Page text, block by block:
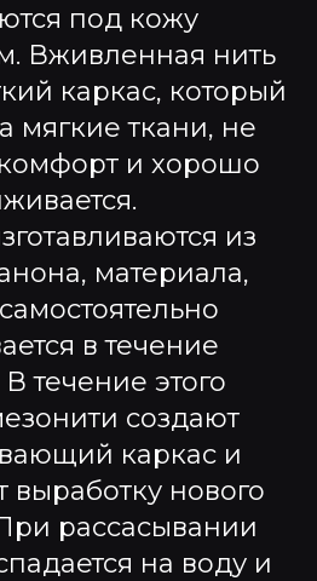
под кожу
Вживленная нить
каркас, который
мягкие ткани, не
и хорошо
из
материала,
в течение
течение этого
создают
каркас и
выработку нового
рассасывании
на воду и